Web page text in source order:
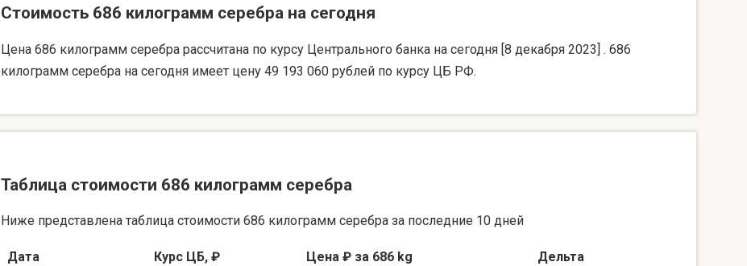
Стоимость 686 килограмм серебра на сегодня
Цена 686 килограмм серебра рассчитана по курсу Центрального банка на сегодня [8 декабря 2023] . 686
килограмм серебра на сегодня имеет цену 49 193 060 рублей по курсу ЦБ РФ.
Таблица стоимости 686 килограмм серебра
Ниже представлена таблица стоимости 686 килограмм серебра за последние 10 дней
Дата Курс ЦБ, ₽ Цена ₽ за 686 kg Дельта